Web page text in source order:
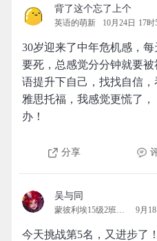
背了这个忘了上个
英语的萌新 10月24日 17时
30岁迎来了中年危机感，
要死，总感觉分分钟就要
语提升下自己，找找自信，
雅思托福，我感觉更慌了
办！
分享
吴与同
蒙彼利埃15级2班拓团 9月
今天挑战第5名，又进步了！